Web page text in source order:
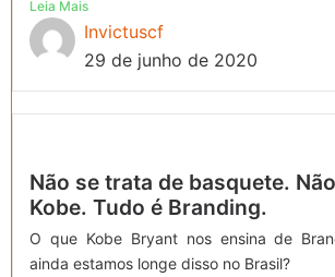
Leia Mais
Invictuscf
29 de junho de 2020
Não se trata de basquete.
Kobe. Tudo é Branding.
O que Kobe Bryant nos ensina de
ainda estamos longe disso no Brasil?